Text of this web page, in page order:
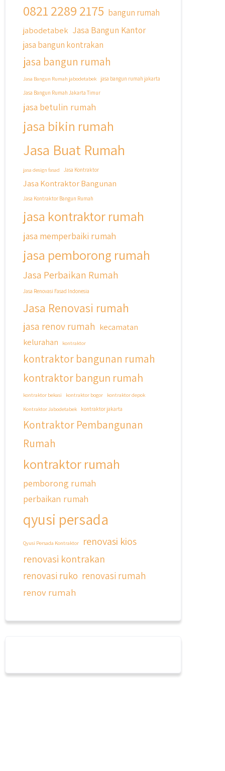
Cicilan ??
Untuk informasi lebih lanjut terkait
program cicilan ini temen temen bisa
langsung klik link di bio yaa
#jasabangunrumahjakarta
#jasarenovasirumahjakarta
#kontraktorbangunan
#kontraktorbangunanrumah
#kontraktorbangunanjakarta
#kontraktorinteriorjakarta
#jasarenovasirumahbekasi
#jasadesainrumahmurah
#jasadesainrumahjakarta
#jasabangunrumahjabodetabek
@qyusipersada
Dalah satu hasil karya Qyusi
persada, merenovasi rumah biasa
jadi rumah mewah dengan budget
hasilnya...
#jasabangunrumahjakarta
#jasarenovasirumahjakarta
#kontraktorbangunanrumah
#jasarenovasirumahbekasi
0821 2289 2175 bangun rumah
jabodetabek Jasa Bangun Kantor
jasa bangun kontrakan
jasa bangun rumah
Jasa Bangun Rumah jabodetabek
jasa bangun rumah jakarta
Jasa Bangun Rumah Jakarta Timur
jasa betulin rumah
jasa bikin rumah
Jasa Buat Rumah
jasa design fasad Jasa Kontraktor
Jasa Kontraktor Bangunan
Jasa Kontraktor Bangun Rumah
jasa kontraktor rumah
jasa memperbaiki rumah
jasa pemborong rumah
Jasa Perbaikan Rumah
Jasa Renovasi Fasad Indonesia
Jasa Renovasi rumah
jasa renov rumah kecamatan
kelurahan
kontraktor
kontraktor bangunan rumah
kontraktor bangun rumah
kontraktor bekasi kontraktor bogor
kontraktor depok
Kontraktor Jabodetabek
kontraktor jakarta
Kontraktor Pembangunan
Rumah
kontraktor rumah
pemborong rumah
perbaikan rumah
qyusi persada
Qyusi Persada Kontraktor
renovasi kios
renovasi kontrakan
renovasi ruko renovasi rumah
renov rumah